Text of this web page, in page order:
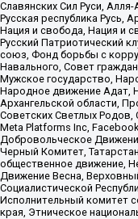
Славянских Сил Руси,
Русская республика Русь,
Нация и свобода, Нация и
Русский Патриотический
союз, Фонд борьбы с
Навального, Совет
Мужское государство,
Народное движение Адат,
Архангельской области,
Советских Светлых Родов,
Meta Platforms Inc,
Добровольческое
Черный Комитет,
общественное движение,
Движение Весна,
Социалистической
Исполнительный комитет
края, Этническое